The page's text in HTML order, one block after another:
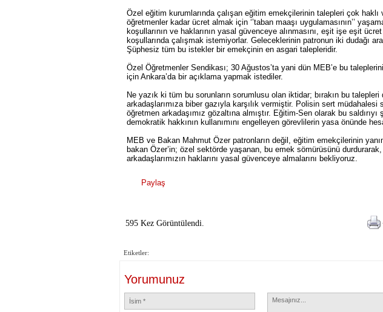
Özel eğitim kurumlarında çalışan eğitim emekçilerinin talepleri çok haklı
öğretmenler kadar ücret almak için ‘’taban maaşı uygulamasının’’
koşullarının ve haklarının yasal güvenceye alınmasını, eşit işe eşit
koşullarında çalışmak istemiyorlar. Geleceklerinin patronun iki dudağı
Şüphesiz tüm bu istekler bir emekçinin en asgari talepleridir.
Özel Öğretmenler Sendikası; 30 Ağustos’ta yani dün MEB’e bu
için Ankara’da bir açıklama yapmak istediler.
Ne yazık ki tüm bu sorunların sorumlusu olan iktidar; bırakın bu
arkadaşlarımıza biber gazıyla karşılık vermiştir. Polisin sert müdahalesi
öğretmen arkadaşımız gözaltına almıştır. Eğitim-Sen olarak bu
demokratik hakkının kullanımını engelleyen görevlilerin yasa önünde
MEB ve Bakan Mahmut Özer patronların değil, eğitim emekçilerinin
bakan Özer’in; özel sektörde yaşanan, bu emek sömürüsünü
arkadaşlarımızın haklarını yasal güvenceye almalarını bekliyoruz.
Paylaş
595 Kez Görüntülendi.
Etiketler:
Yorumunuz